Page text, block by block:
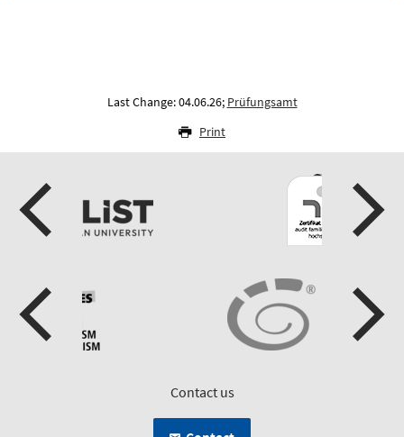
Last Change: 04.06.26; Prüfungsamt
Print
Contact us